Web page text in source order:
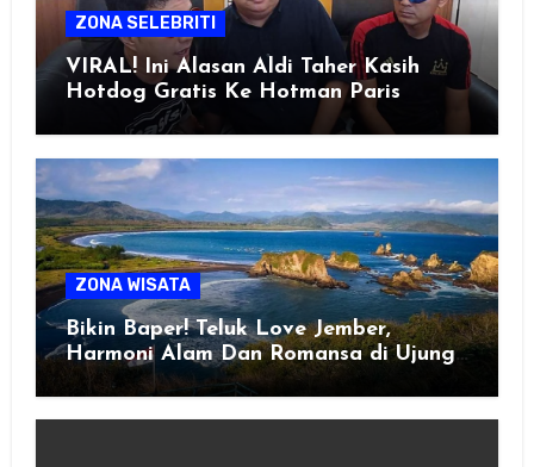
ZONA SELEBRITI
VIRAL! Ini Alasan Aldi Taher Kasih
Hotdog Gratis Ke Hotman Paris
ZONA WISATA
Bikin Baper! Teluk Love Jember,
Harmoni Alam Dan Romansa di Ujung
Selatan Jawa